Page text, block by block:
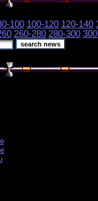
100 100-120 120-140
260-280 280-300